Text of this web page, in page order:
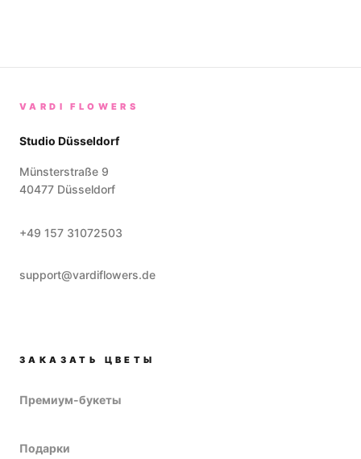
VARDI FLOWERS
Studio Düsseldorf
Münsterstraße 9
40477 Düsseldorf
+49 157 31072503
support@vardiflowers.de
ЗАКАЗАТЬ ЦВЕТЫ
Премиум-букеты
Подарки